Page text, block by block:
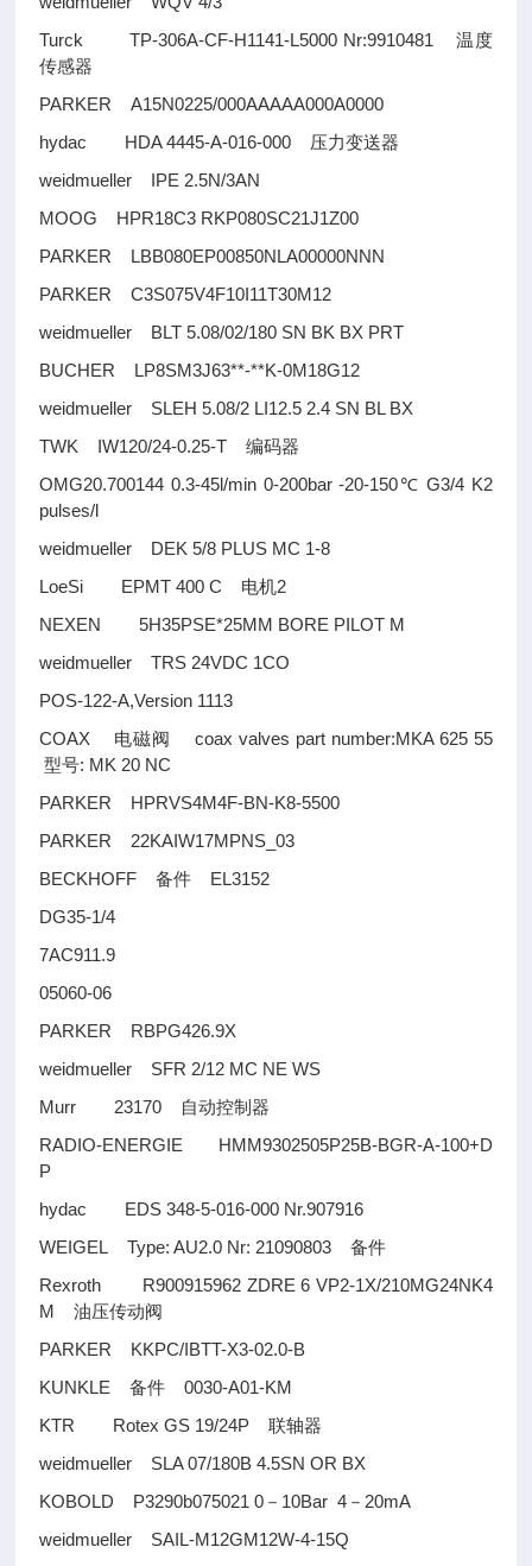
Turck TP-306A-CF-H1141-L5000 Nr:9910481 温度
传感器
PARKER A15N0225/000AAAAA000A0000
hydac HDA 4445-A-016-000 压力变送器
weidmueller IPE 2.5N/3AN
MOOG HPR18C3 RKP080SC21J1Z00
PARKER LBB080EP00850NLA00000NNN
PARKER C3S075V4F10I11T30M12
weidmueller BLT 5.08/02/180 SN BK BX PRT
BUCHER LP8SM3J63**-**K-0M18G12
weidmueller SLEH 5.08/2 LI12.5 2.4 SN BL BX
TWK IW120/24-0.25-T编码器
OMG20.700144 0.3-45l/min 0-200bar -20-150℃ G3/4 K2
pulses/l
weidmueller DEK 5/8 PLUS MC 1-8
LoeSi EPMT 400 C 电机2
NEXEN 5H35PSE*25MM BORE PILOT M
weidmueller TRS 24VDC 1CO
POS-122-A,Version 1113
COAX 电磁阀 coax valves part number:MKA 625 55
型号: MK 20 NC
PARKER HPRVS4M4F-BN-K8-5500
PARKER 22KAIW17MPNS_03
BECKHOFF备件 EL3152
DG35-1/4
7AC911.9
05060-06
PARKER RBPG426.9X
weidmueller SFR 2/12 MC NE WS
Murr 23170
自动控制器
RADIO-ENERGIE HMM9302505P25B-BGR-A-100+D
P
hydac EDS 348-5-016-000 Nr.907916
WEIGEL Type: AU2.0 Nr: 21090803备件
Rexroth R900915962 ZDRE 6 VP2-1X/210MG24NK4
M油压传动阀
PARKER KKPC/IBTT-X3-02.0-B
KUNKLE备件 0030-A01-KM
KTR Rotex GS 19/24P联轴器
weidmueller SLA 07/180B 4.5SN OR BX
KOBOLD P3290b075021 0 － 10Bar 4 － 20mA
weidmueller SAIL-M12GM12W-4-15Q